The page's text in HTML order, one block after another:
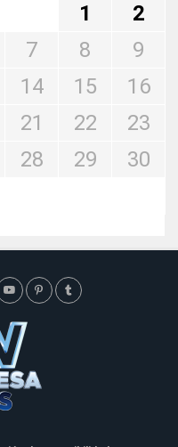
1
2
7 8
9
14 15
16
21 22
23
28 29
30